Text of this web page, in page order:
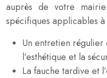
auprès de votre
spécifiques applicables
Un entretien
l’esthétique et la
La fauche tardive et